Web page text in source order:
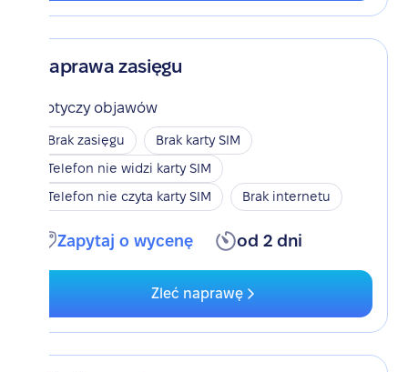
Naprawa zasięgu
Dotyczy objawów
Brak zasięgu
Brak karty SIM
Telefon nie widzi karty SIM
Telefon nie czyta karty SIM
Brak internetu
Zapytaj o wycenę od 2 dni
Zleć naprawę